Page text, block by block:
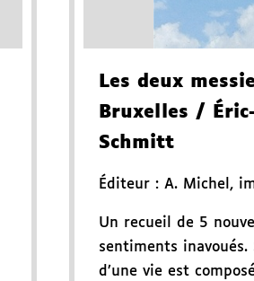
Les deux
Bruxelles /
Schmitt
Éditeur : A. Michel ,
Un recueil de 5
sentiments inavoués.
d’une vie est